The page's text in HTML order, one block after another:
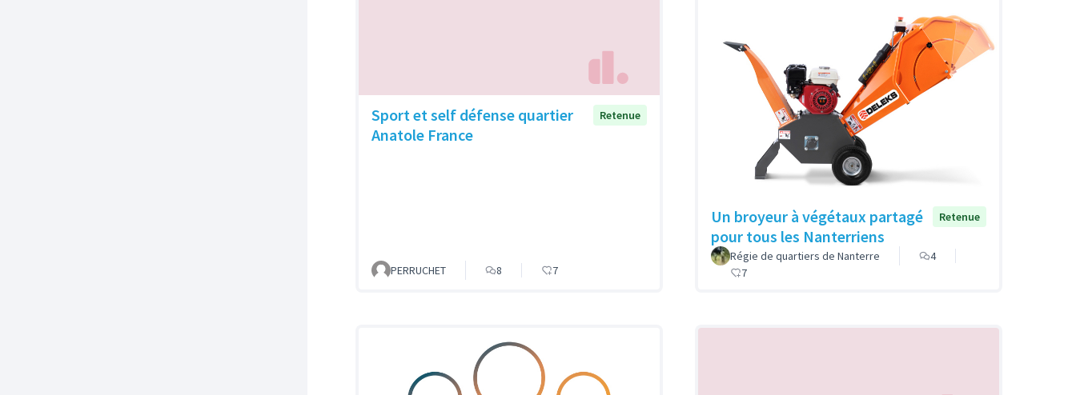
Sport et self défense quartier
Anatole France
Retenue
PERRUCHET 8 7
Un broyeur à végétaux partagé
pour tous les Nanterriens
Retenue
Régie de quartiers de Nanterre
4
7